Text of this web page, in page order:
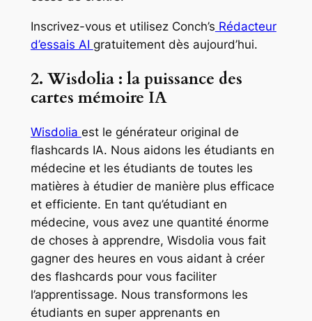
Inscrivez-vous et utilisez Conch’s Rédacteur
d’essais AI gratuitement dès aujourd’hui.
2. Wisdolia : la puissance des
cartes mémoire IA
Wisdolia est le générateur original de
flashcards IA. Nous aidons les étudiants en
médecine et les étudiants de toutes les
matières à étudier de manière plus efficace
et efficiente. En tant qu’étudiant en
médecine, vous avez une quantité énorme
de choses à apprendre, Wisdolia vous fait
gagner des heures en vous aidant à créer
des flashcards pour vous faciliter
l’apprentissage. Nous transformons les
étudiants en super apprenants en